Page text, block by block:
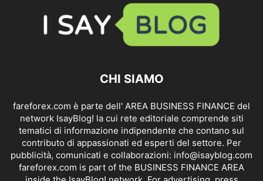
CHI SIAMO
fareforex.com è parte dell' AREA BUSINESS FINANCE del
network IsayBlog! la cui rete editoriale comprende siti
tematici di informazione indipendente che contano sul
contributo di appassionati ed esperti del settore. Per
pubblicità, comunicati e collaborazioni: info@isayblog.com
fareforex.com is part of the BUSINESS FINANCE AREA